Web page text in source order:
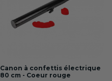
Canon à confettis électrique
80 cm - Coeur rouge